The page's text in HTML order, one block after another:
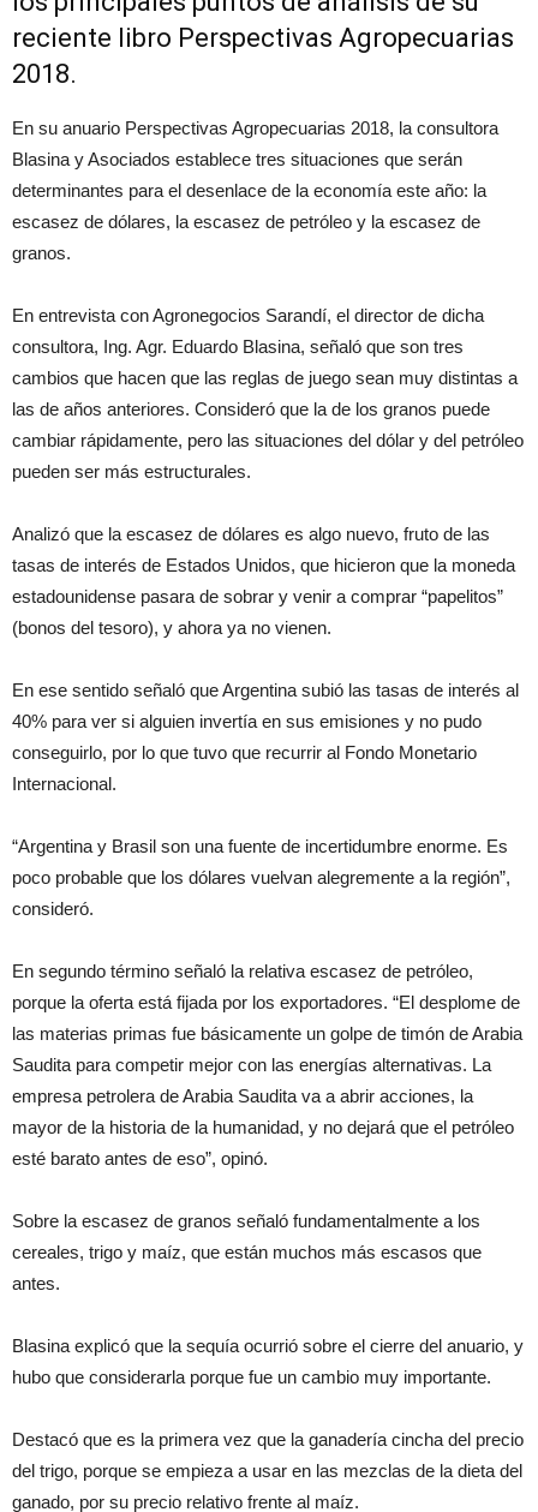
reciente libro Perspectivas Agropecuarias
2018.
En su anuario Perspectivas Agropecuarias 2018, la consultora
Blasina y Asociados establece tres situaciones que serán
determinantes para el desenlace de la economía este año: la
escasez de dólares, la escasez de petróleo y la escasez de
granos.
En entrevista con Agronegocios Sarandí, el director de dicha
consultora, Ing. Agr. Eduardo Blasina, señaló que son tres
cambios que hacen que las reglas de juego sean muy distintas a
las de años anteriores. Consideró que la de los granos puede
cambiar rápidamente, pero las situaciones del dólar y del petróleo
pueden ser más estructurales.
Analizó que la escasez de dólares es algo nuevo, fruto de las
tasas de interés de Estados Unidos, que hicieron que la moneda
estadounidense pasara de sobrar y venir a comprar “papelitos”
(bonos del tesoro), y ahora ya no vienen.
En ese sentido señaló que Argentina subió las tasas de interés al
40% para ver si alguien invertía en sus emisiones y no pudo
conseguirlo, por lo que tuvo que recurrir al Fondo Monetario
Internacional.
“Argentina y Brasil son una fuente de incertidumbre enorme. Es
poco probable que los dólares vuelvan alegremente a la región”,
consideró.
En segundo término señaló la relativa escasez de petróleo,
porque la oferta está fijada por los exportadores. “El desplome de
las materias primas fue básicamente un golpe de timón de Arabia
Saudita para competir mejor con las energías alternativas. La
empresa petrolera de Arabia Saudita va a abrir acciones, la
mayor de la historia de la humanidad, y no dejará que el petróleo
esté barato antes de eso”, opinó.
Sobre la escasez de granos señaló fundamentalmente a los
cereales, trigo y maíz, que están muchos más escasos que
antes.
Blasina explicó que la sequía ocurrió sobre el cierre del anuario, y
hubo que considerarla porque fue un cambio muy importante.
Destacó que es la primera vez que la ganadería cincha del precio
del trigo, porque se empieza a usar en las mezclas de la dieta del
ganado, por su precio relativo frente al maíz.